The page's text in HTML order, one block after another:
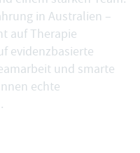
in Australien –
auf Therapie
evidenzbasierte
und smarte
echte